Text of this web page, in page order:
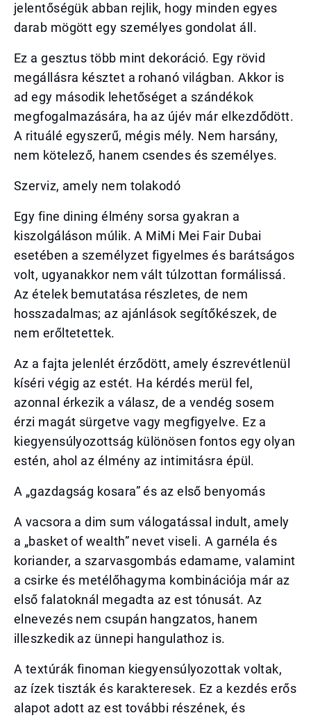
jelentőségük abban rejlik, hogy minden egyes
darab mögött egy személyes gondolat áll.
Ez a gesztus több mint dekoráció. Egy rövid
megállásra késztet a rohanó világban. Akkor is
ad egy második lehetőséget a szándékok
megfogalmazására, ha az újév már elkezdődött.
A rituálé egyszerű, mégis mély. Nem harsány,
nem kötelező, hanem csendes és személyes.
Szerviz, amely nem tolakodó
Egy fine dining élmény sorsa gyakran a
kiszolgáláson múlik. A MiMi Mei Fair Dubai
esetében a személyzet figyelmes és barátságos
volt, ugyanakkor nem vált túlzottan formálissá.
Az ételek bemutatása részletes, de nem
hosszadalmas; az ajánlások segítőkészek, de
nem erőltetettek.
Az a fajta jelenlét érződött, amely észrevétlenül
kíséri végig az estét. Ha kérdés merül fel,
azonnal érkezik a válasz, de a vendég sosem
érzi magát sürgetve vagy megfigyelve. Ez a
kiegyensúlyozottság különösen fontos egy olyan
estén, ahol az élmény az intimitásra épül.
A „gazdagság kosara” és az első benyomás
A vacsora a dim sum válogatással indult, amely
a „basket of wealth” nevet viseli. A garnéla és
koriander, a szarvasgombás edamame, valamint
a csirke és metélőhagyma kombinációja már az
első falatoknál megadta az est tónusát. Az
elnevezés nem csupán hangzatos, hanem
illeszkedik az ünnepi hangulathoz is.
A textúrák finoman kiegyensúlyozottak voltak,
az ízek tiszták és karakteresek. Ez a kezdés erős
alapot adott az est további részének, és